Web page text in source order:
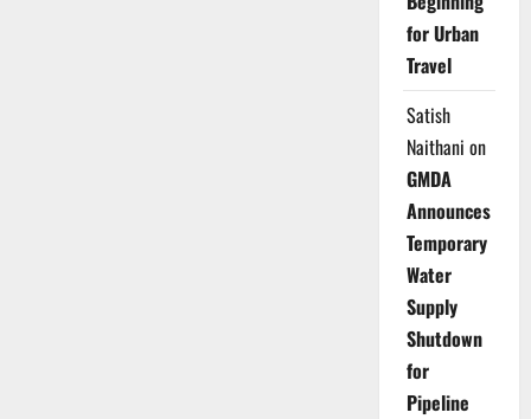
for Urban
Travel
Satish
Naithani on
GMDA
Announces
Temporary
Water
Supply
Shutdown
for
Pipeline